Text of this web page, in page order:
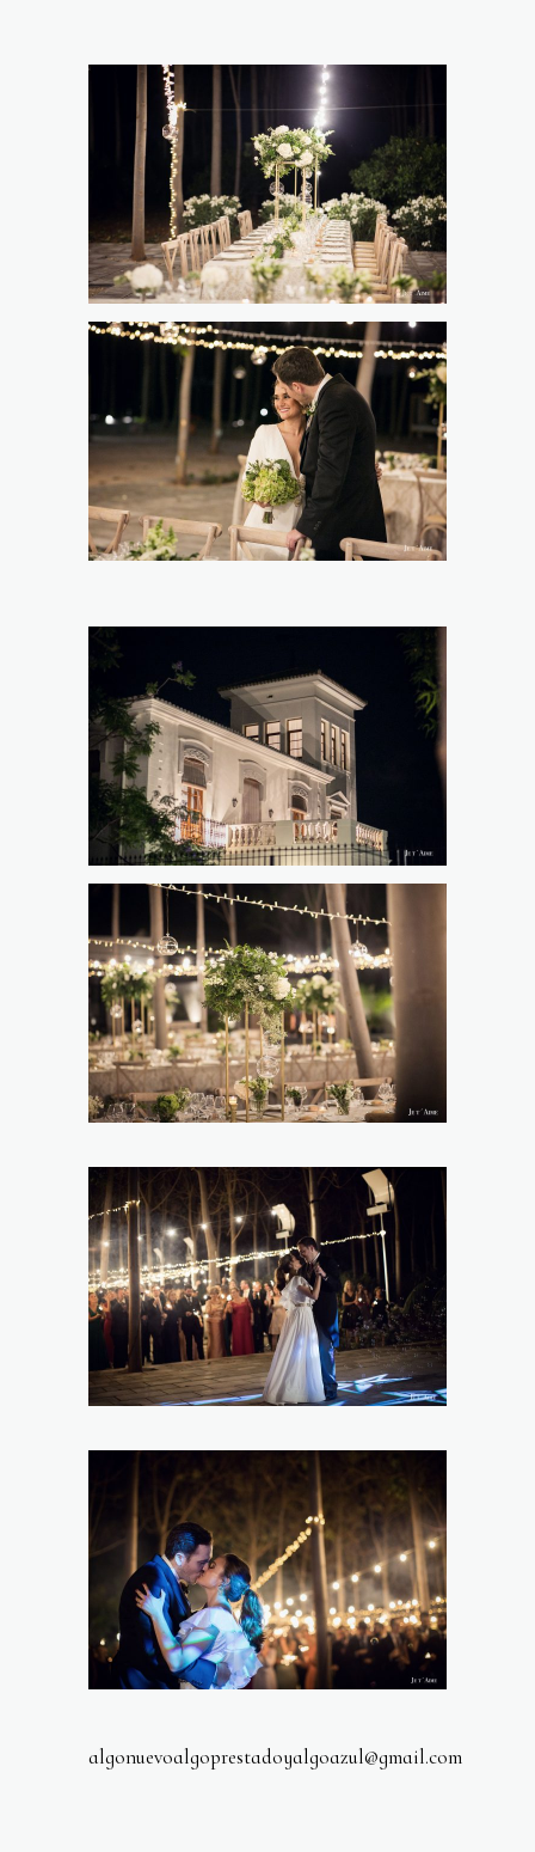
algonuevoalgoprestadoyalgoazul@gmail.com